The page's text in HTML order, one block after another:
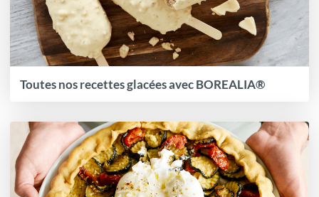
Toutes nos recettes glacées avec BOREALIA®